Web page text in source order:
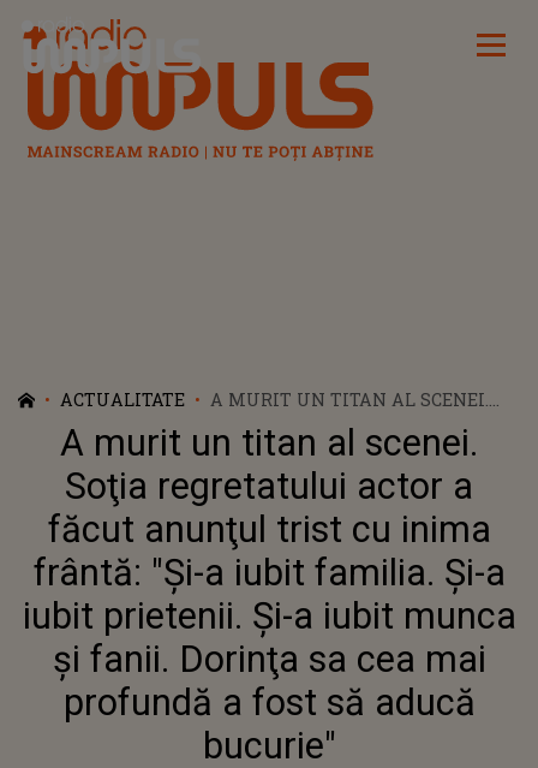
Radio Impuls
ACTUALITATE
A MURIT UN TITAN AL SCENEI.
SOŢIA REGRETATULUI ACTOR A
FĂCUT ANUNŢUL TRIST CU
INIMA FRÂNTĂ: "ŞI-A IUBIT
FAMILIA. ŞI-A IUBIT PRIETENII. ŞI-
A IUBIT MUNCA ŞI FANII.
DORINŢA SA CEA MAI PROFUNDĂ
A FOST SĂ ADUCĂ BUCURIE"
A murit un titan al scenei.
Soţia regretatului actor a
făcut anunţul trist cu inima
frântă: "Şi-a iubit familia. Şi-a
iubit prietenii. Şi-a iubit munca
şi fanii. Dorinţa sa cea mai
profundă a fost să aducă
bucurie"